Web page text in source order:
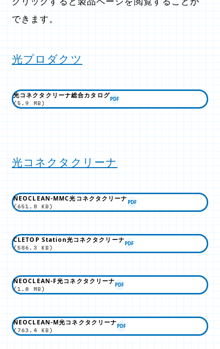
できます。
光プロダクツ
光コネクタクリーナ総合カタログ
(5.9 MB)
PDF
光コネクタクリーナ
NEOCLEAN-MMC光コネクタクリーナ
(651.8 KB)
PDF
CLETOP Station光コネクタクリーナ
(586.3 KB)
PDF
NEOCLEAN-F光コネクタクリーナ
(1.0 MB)
PDF
NEOCLEAN-M光コネクタクリーナ
(763.4 KB)
PDF